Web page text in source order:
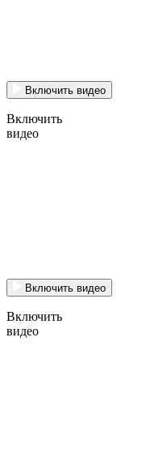
Включить видео
Включить
видео
Включить видео
Включить
видео